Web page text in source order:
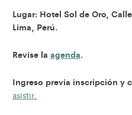
Lugar: Hotel Sol de Oro,
Lima, Perú.
Revise la agenda.
Ingreso previa inscripción y
asistir.